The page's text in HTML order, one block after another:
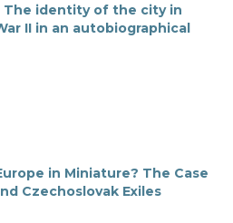
The identity of the city in
II in an autobiographical
in Miniature? The Case
Czechoslovak Exiles